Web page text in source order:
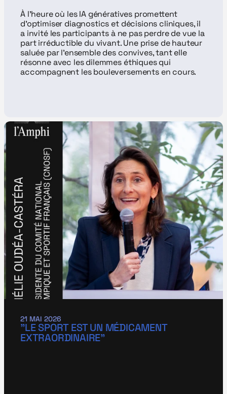
À l’heure où les IA génératives promettent
d’optimiser diagnostics et décisions cliniques, il
a invité les participants à ne pas perdre de vue la
part irréductible du vivant. Une prise de hauteur
saluée par l’ensemble des convives, tant elle
résonne avec les dilemmes éthiques qui
accompagnent les bouleversements en cours.
21 MAI 2026
"LE SPORT EST UN MÉDICAMENT
EXTRAORDINAIRE"